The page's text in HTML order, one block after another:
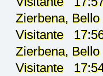
Zierbena,
Visitante
Zierbena,
Visitante